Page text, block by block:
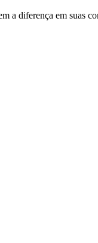
a diferença em suas